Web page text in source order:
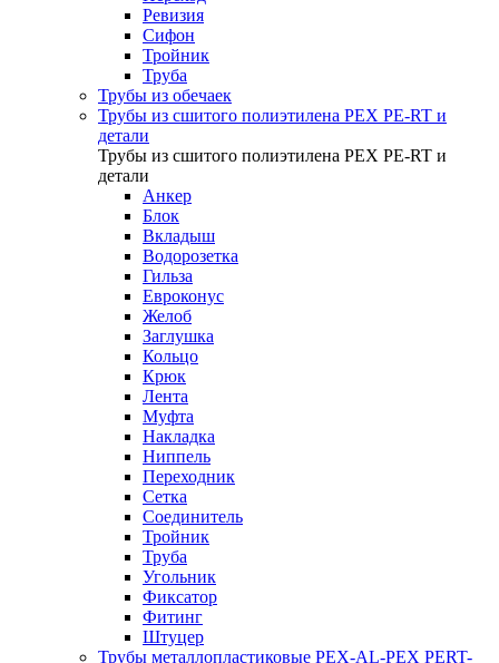
Ревизия
Сифон
Тройник
Труба
Трубы из обечаек
Трубы из сшитого полиэтилена PEX PE-RT и
детали
Трубы из сшитого полиэтилена PEX PE-RT и
детали
Анкер
Блок
Вкладыш
Водорозетка
Гильза
Евроконус
Желоб
Заглушка
Кольцо
Крюк
Лента
Муфта
Накладка
Ниппель
Переходник
Сетка
Соединитель
Тройник
Труба
Угольник
Фиксатор
Фитинг
Штуцер
Трубы металлопластиковые PEX-AL-PEX PERT-